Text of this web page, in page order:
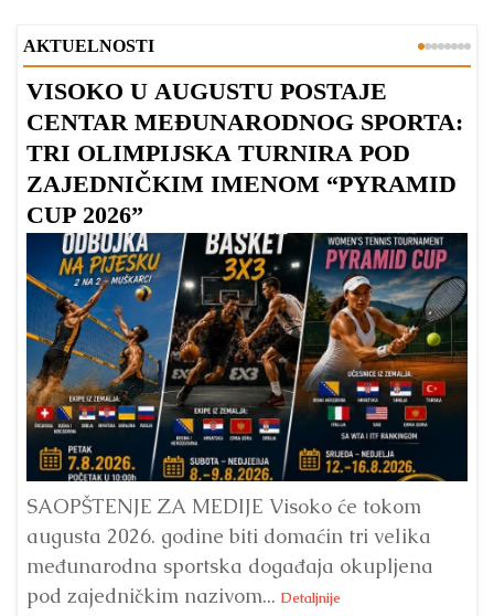
AKTUELNOSTI
VISOKO U AUGUSTU POSTAJE
CENTAR MEĐUNARODNOG SPORTA:
TRI OLIMPIJSKA TURNIRA POD
ZAJEDNIČKIM IMENOM “PYRAMID
CUP 2026”
SAOPŠTENJE ZA MEDIJE Visoko će tokom
augusta 2026. godine biti domaćin tri velika
međunarodna sportska događaja okupljena
pod zajedničkim nazivom... Detaljnije